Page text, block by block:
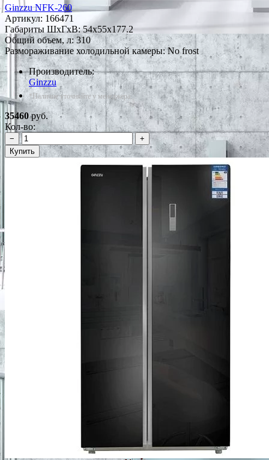
Ginzzu NFK-260
Артикул: 166471
Габариты ШxГxВ: 54x55x177.2
Общий объем, л: 310
Размораживание холодильной камеры: No frost
Производитель:
Ginzzu
*Наличие уточняйте у менеджера
35460руб.
Кол-во:
−
+
Купить